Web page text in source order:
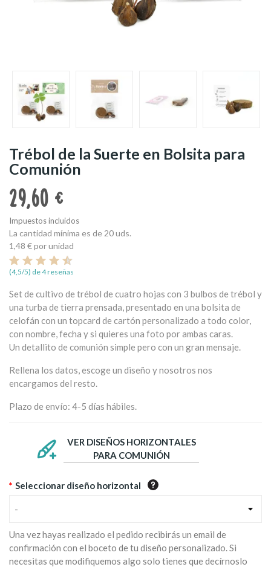
Trébol de la Suerte en Bolsita para
Comunión
29,60 €
Impuestos incluidos
La cantidad mínima es de 20 uds.
1,48 €por unidad
(4,5/5) de 4 reseñas
Set de cultivo de trébol de cuatro hojas con 3 bulbos de trébol y
una turba de tierra prensada, presentado en una bolsita de
celofán con un topcard de cartón personalizado a todo color,
con nombre, fecha y si quieres una foto por ambas caras.
Un detallito de comunión simple pero con un gran mensaje.
Rellena los datos, escoge un diseño y nosotros nos
encargamos del resto.
Plazo de envío: 4-5 días hábiles.
VER DISEÑOS HORIZONTALES
PARA COMUNIÓN
* Seleccionar diseño horizontal
-
Una vez hayas realizado el pedido recibirás un email de
confirmación con el boceto de tu diseño personalizado. Si
necesitas que modifiquemos algo solo tienes que decírnoslo